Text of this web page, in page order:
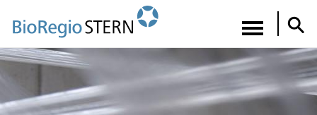
zum
Inhalt